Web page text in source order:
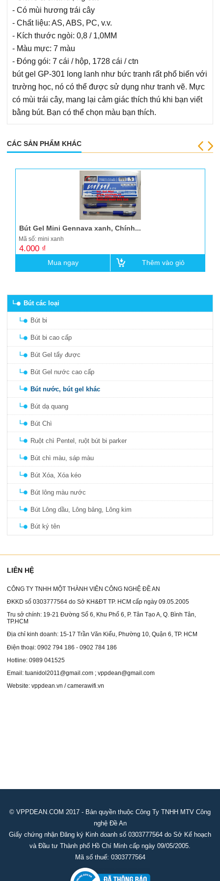
Bao da đựng giấy tờ xe
Thẻ chấm công
Lau bảng, Nước lau bảng trắng
Bảng trắng mika
Dụng cụ khác
Súng bắn gỗ
- Có mùi hương trái cây
- Chất liệu: AS, ABS, PC, v.v.
- Kích thước ngòi: 0,8 / 1,0MM
- Màu mực: 7 màu
- Đóng gói: 7 cái / hộp, 1728 cái / ctn
bút gel GP-301 long lanh như bức tranh rất phổ biến với
trường học, nó có thể được sử dụng như tranh vẽ. Mực
có mùi trái cây, mang lại cảm giác thích thú khi bạn viết
bằng bút. Bạn có thể chọn màu bạn thích.
CÁC SẢN PHẨM KHÁC
Bút Gel Mini Gennava xanh, Chính...
Mã số: mini xanh
4.000 ₫
Mua ngay Thêm vào giỏ
Bút các loại
Bút bi
Bút bi cao cấp
Bút Gel tẩy được
Bút Gel nước cao cấp
Bút nước, bút gel khác
Bút dạ quang
Bút Chì
Ruột chì Pentel, ruột bút bi parker
Bút chì màu, sáp màu
Bút Xóa, Xóa kéo
Bút lông màu nước
Bút Lông dầu, Lông bảng, Lông kim
Bút ký tên
LIÊN HỆ
CÔNG TY TNHH MỘT THÀNH VIÊN CÔNG NGHỆ ĐỀ AN
ĐKKD số 0303777564 do Sở KH&ĐT TP. HCM cấp ngày 09.05.2005
Tru sở chính: 19-21 Đường Số 6, Khu Phố 6, P. Tân Tạo A, Q. Bình Tân,
TP.HCM
Địa chỉ kinh doanh: 15-17 Trần Văn Kiểu, Phường 10, Quận 6, TP. HCM
Điện thoại: 0902 794 186 - 0902 784 186
Hotline: 0989 041525
Email: tuanidol2011@gmail.com ; vppdean@gmail.com
Website: vppdean.vn / camerawifi.vn
© VPPDEAN.COM 2017 - Bản quyền thuộc Công Ty TNHH MTV Công
nghệ Đề An
Giấy chứng nhận Đăng ký Kinh doanh số 0303777564 do Sở Kế hoạch
và Đầu tư Thành phố Hồ Chí Minh cấp ngày 09/05/2005.
Mã số thuế: 0303777564